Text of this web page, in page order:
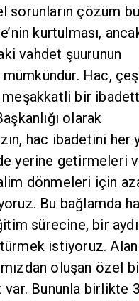
sorunların çözüm
kurtulması,
vahdet şuurunun
Hac,
meşakkatli bir
olarak
hac ibadetini her
yerine getirmeleri
dönmeleri için
Bu bağlamda
sürecine, bir
istiyoruz.
oluşan özel
Bununla birlikte